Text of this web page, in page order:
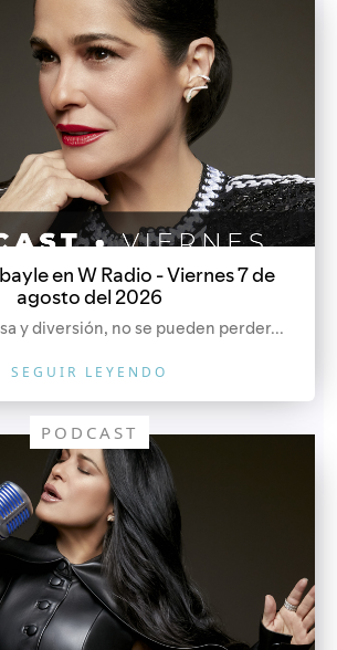
en W Radio - Viernes 7 de
agosto del 2026
y diversión, no se pueden perder...
SEGUIR LEYENDO
PODCAST